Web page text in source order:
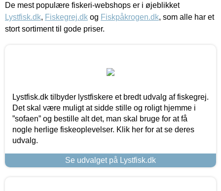
De mest populære fiskeri-webshops er i øjeblikket
Lystfisk.dk, Fiskegrej.dk og Fiskpåkrogen.dk, som alle har et
stort sortiment til gode priser.
Lystfisk.dk tilbyder lystfiskere et bredt udvalg af fiskegrej.
Det skal være muligt at sidde stille og roligt hjemme i
”sofaen” og bestille alt det, man skal bruge for at få
nogle herlige fiskeoplevelser. Klik her for at se deres
udvalg.
Se udvalget på Lystfisk.dk